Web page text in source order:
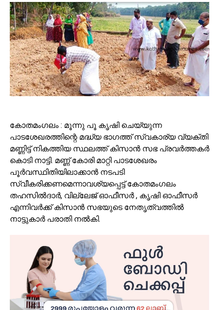
കോതമംഗലം : മൂന്നു പൂ കൃഷി ചെയ്യുന്ന
പാടശേഖരത്തിന്റെ മദ്ധ്യ ഭാഗത്ത് സ്വകാര്യ വ്യക്തി
മണ്ണിട്ട് നികത്തിയ സ്ഥലത്ത് കിസാൻ സഭ പ്രവർത്തകർ
കൊടി നാട്ടി. മണ്ണ് കോരി മാറ്റി പാടശേഖരം
പൂർവസ്ഥിതിയിലാക്കാൻ നടപടി
സ്വീകരിക്കണമെന്നാവശ്യപ്പെട്ട് കോതമംഗലം
തഹസിൽദാർ, വില്ലേജ് ഓഫീസർ , കൃഷി ഓഫീസർ
എന്നിവർക്ക് കിസാൻ സഭയുടെ നേതൃത്വത്തിൽ
നാട്ടുകാർ പരാതി നൽകി.